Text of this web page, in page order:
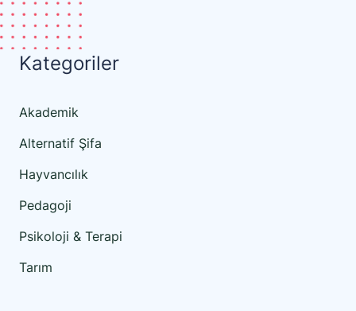
Kategoriler
Akademik
Alternatif Şifa
Hayvancılık
Pedagoji
Psikoloji & Terapi
Tarım